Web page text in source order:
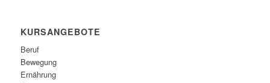
KURSANGEBOTE
Beruf
Bewegung
Ernährung